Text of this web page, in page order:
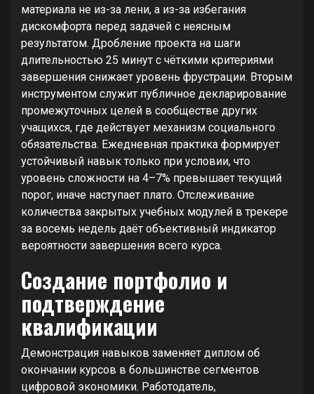
материала не из-за лени, а из-за избегания
дискомфорта перед задачей с неясным
результатом. Дробление проекта на шаги
длительностью 25 минут с чёткими критериями
завершения снижает уровень фрустрации. Вторым
инструментом служит публичное декларирование
промежуточных целей в сообществе других
учащихся, где действует механизм социального
обязательства. Ежедневная практика формирует
устойчивый навык только при условии, что
уровень сложности на 4–7% превышает текущий
порог, иначе наступает плато. Отслеживание
количества закрытых учебных модулей в трекере
за восемь недель даёт объективный индикатор
вероятности завершения всего курса.
Создание портфолио и
подтверждение
квалификации
Демонстрация навыков заменяет диплом об
окончании курсов в большинстве сегментов
цифровой экономики. Работодатель,